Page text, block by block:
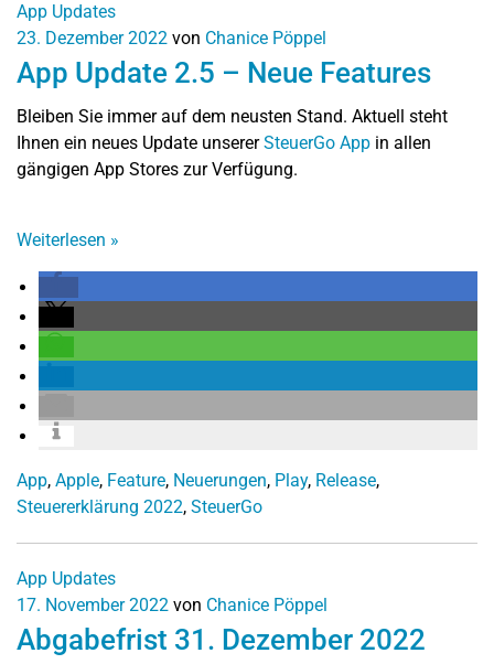
App Updates
23. Dezember 2022 von Chanice Pöppel
App Update 2.5 – Neue Features
Bleiben Sie immer auf dem neusten Stand. Aktuell steht
Ihnen ein neues Update unsererSteuerGo App in allen
gängigen App Stores zur Verfügung.
Weiterlesen »
App, Apple, Feature, Neuerungen, Play, Release,
Steuererklärung 2022, SteuerGo
App Updates
17. November 2022 von Chanice Pöppel
Abgabefrist 31. Dezember 2022